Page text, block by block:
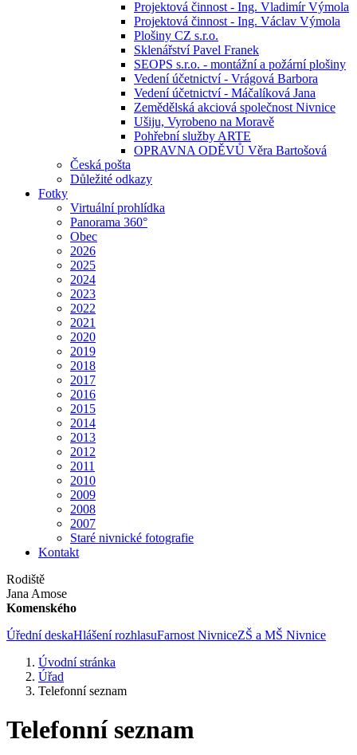
Projektová činnost - Ing. Vladimír Výmola
Projektová činnost - Ing. Václav Výmola
Plošiny CZ s.r.o.
Sklenářství Pavel Franek
SEOPS s.r.o. - montážní a požární plošiny
Vedení účetnictví - Vrágová Barbora
Vedení účetnictví - Máčalíková Jana
Zemědělská akciová společnost Nivnice
Ušiju, Vyrobeno na Moravě
Pohřební služby ARTE
OPRAVNA ODĚVŮ Věra Bartošová
Česká pošta
Důležité odkazy
Fotky
Virtuální prohlídka
Panorama 360°
Obec
2026
2025
2024
2023
2022
2021
2020
2019
2018
2017
2016
2015
2014
2013
2012
2011
2010
2009
2008
2007
Staré nivnické fotografie
Kontakt
Rodiště
Jana Amose
Komenského
Úřední deskaHlášení rozhlasuFarnost NivniceZŠ a MŠ Nivnice
Úvodní stránka
Úřad
Telefonní seznam
Telefonní seznam